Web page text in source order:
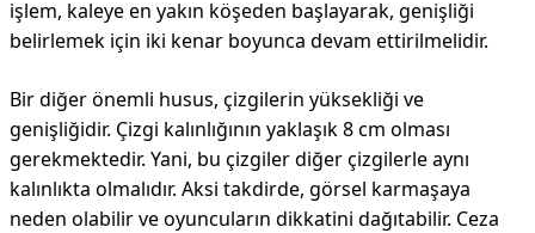
işlem, kaleye en yakın köşeden başlayarak, genişliği
belirlemek için iki kenar boyunca devam ettirilmelidir.
Bir diğer önemli husus, çizgilerin yüksekliği ve
genişliğidir. Çizgi kalınlığının yaklaşık 8 cm olması
gerekmektedir. Yani, bu çizgiler diğer çizgilerle aynı
kalınlıkta olmalıdır. Aksi takdirde, görsel karmaşaya
neden olabilir ve oyuncuların dikkatini dağıtabilir. Ceza